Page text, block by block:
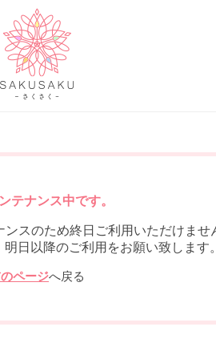
テナンス中です。
ンスのため終日ご利用いただけませ
日以降のご利用をお願い致します
ページへ戻る